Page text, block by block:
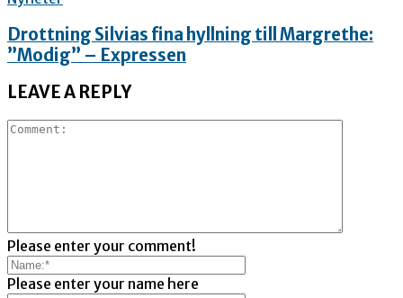
Drottning Silvias fina hyllning till Margrethe:
”Modig” – Expressen
LEAVE A REPLY
Please enter your comment!
Please enter your name here